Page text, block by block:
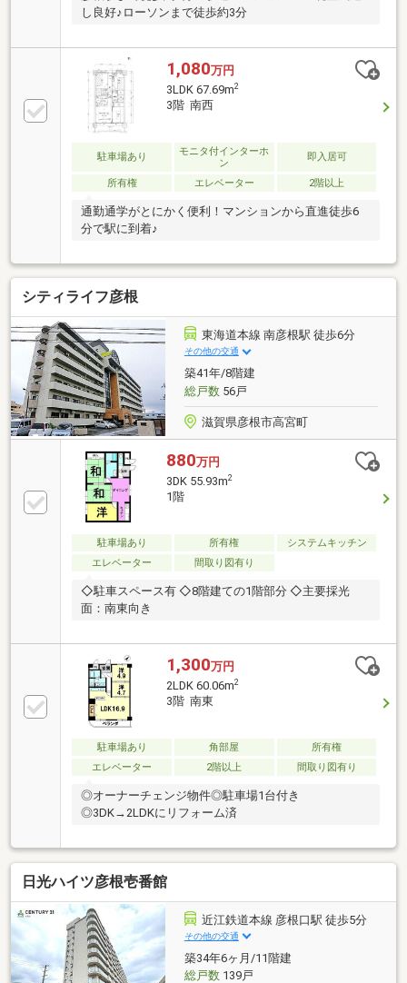
し良好♪ローソンまで徒歩約3分
1,080万円
3LDK 67.69m2
3階 南西
駐車場あり
モニタ付インターホ
ン
即入居可
所有権 エレベーター 2階以上
通勤通学がとにかく便利！マンションから直進徒歩6
分で駅に到着♪
シティライフ彦根
東海道本線 南彦根駅 徒歩6分
その他の交通
築41年/8階建
総戸数56戸
滋賀県彦根市高宮町
880万円
3DK 55.93m2
1階
駐車場あり 所有権
システムキッチン
エレベーター
間取り図有り
◇駐車スペース有 ◇8階建ての1階部分 ◇主要採光
面：南東向き
1,300万円
2LDK 60.06m2
3階 南東
駐車場あり 角部屋
所有権
エレベーター
2階以上 間取り図有り
◎オーナーチェンジ物件◎駐車場1台付き
◎3DK→2LDKにリフォーム済
日光ハイツ彦根壱番館
近江鉄道本線 彦根口駅 徒歩5分
その他の交通
築34年6ヶ月/11階建
総戸数139戸